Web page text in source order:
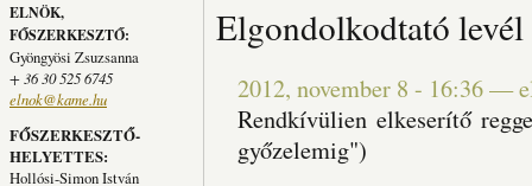
ELNÖK,
FŐSZERKESZTŐ:
Gyöngyösi Zsuzsanna
+ 36 30 525 6745
elnok@kame.hu
FŐSZERKESZTŐ-
HELYETTES:
Hollósi-Simon István
Elgondolkodtató
2012, november 8 - 16:36—
Rendkívülien elkeserítő
győzelemig")